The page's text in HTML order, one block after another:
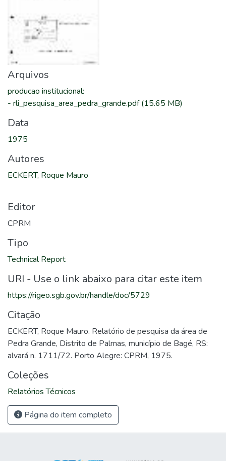
Arquivos
producao institucional:
- rli_pesquisa_area_pedra_grande.pdf(15.65 MB)
Data
1975
Autores
ECKERT, Roque Mauro
Editor
CPRM
Tipo
Technical Report
URI - Use o link abaixo para citar este item
https://rigeo.sgb.gov.br/handle/doc/5729
Citação
ECKERT, Roque Mauro. Relatório de pesquisa da área de
Pedra Grande, Distrito de Palmas, município de Bagé, RS:
alvará n. 1711/72. Porto Alegre: CPRM, 1975.
Coleções
Relatórios Técnicos
Página do item completo